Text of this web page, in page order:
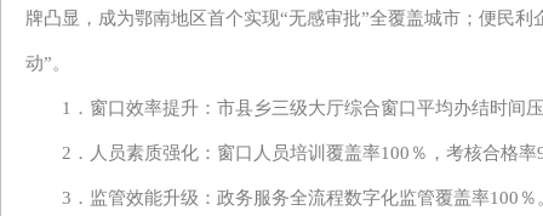
牌凸显 ， 成为鄂南地区首个实现“无感审批”全覆盖城市 ； 便民利
动”。
1．窗口效率提升：市县乡三级大厅综合窗口平均办结时间
2．人员素质强化：窗口人员培训覆盖率100％，考核合
3．监管效能升级：政务服务全流程数字化监管覆盖率